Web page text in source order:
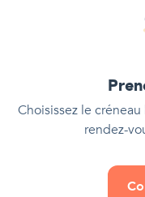
Choisissez le
rendez-